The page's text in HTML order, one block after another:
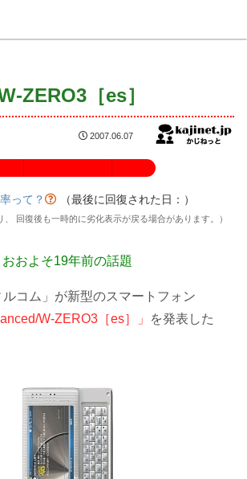
ZERO3［es］
2007.06.07
って？ （最後に回復された日： ）
、 回復後も一時的に劣化表示が戻る場合があります。）
おおよそ19年前の話題
ルコム」が新型のスマートフォン
W-ZERO3［es］」
を発表した